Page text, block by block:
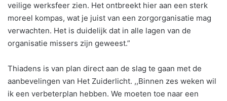
veilige werksfeer zien. Het ontbreekt hier aan een sterk
moreel kompas, wat je juist van een zorgorganisatie mag
verwachten. Het is duidelijk dat in alle lagen van de
organisatie missers zijn geweest.”
Thiadens is van plan direct aan de slag te gaan met de
aanbevelingen van Het Zuiderlicht. ,,Binnen zes weken wil
ik een verbeterplan hebben. We moeten toe naar een